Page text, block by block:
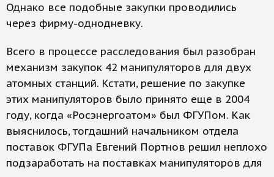
Однако все подобные закупки проводились
через фирму-однодневку.
Всего в процессе расследования был разобран
механизм закупок 42 манипуляторов для двух
атомных станций. Кстати, решение по закупке
этих манипуляторов было принято еще в 2004
году, когда «Росэнергоатом» был ФГУПом. Как
выяснилось, тогдашний начальником отдела
поставок ФГУПа Евгений Портнов решил неплохо
подзаработать на поставках манипуляторов для